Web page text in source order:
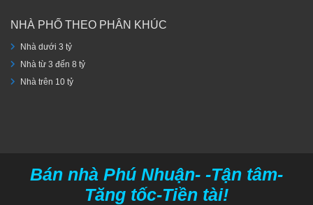
NHÀ PHỐ THEO PHÂN KHÚC
Nhà dưới 3 tỷ
Nhà từ 3 đến 8 tỷ
Nhà trên 10 tỷ
Bán nhà Phú Nhuận- -Tận tâm-
Tăng tốc-Tiền tài!